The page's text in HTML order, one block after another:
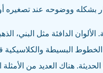
بشكله ووضوحه عند تصغيره
الدافئة مثل البني،
الخطوط البسيطة
هناك العديد من